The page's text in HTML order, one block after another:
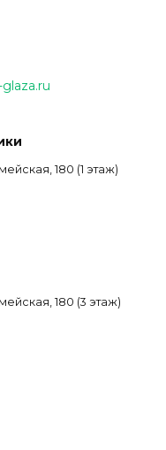
glaza.ru
180 (1 этаж)
180 (3 этаж)